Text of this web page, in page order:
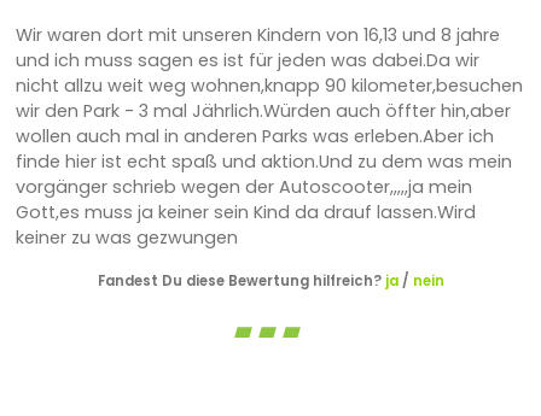
Wir waren dort mit unseren Kindern von 16,13 und 8 jahre
und ich muss sagen es ist für jeden was dabei.Da wir
nicht allzu weit weg wohnen,knapp 90 kilometer,besuchen
wir den Park - 3 mal Jährlich.Würden auch öffter hin,aber
wollen auch mal in anderen Parks was erleben.Aber ich
finde hier ist echt spaß und aktion.Und zu dem was mein
vorgänger schrieb wegen der Autoscooter,,,,,ja mein
Gott,es muss ja keiner sein Kind da drauf lassen.Wird
keiner zu was gezwungen
Fandest Du diese Bewertung hilfreich? ja/ nein